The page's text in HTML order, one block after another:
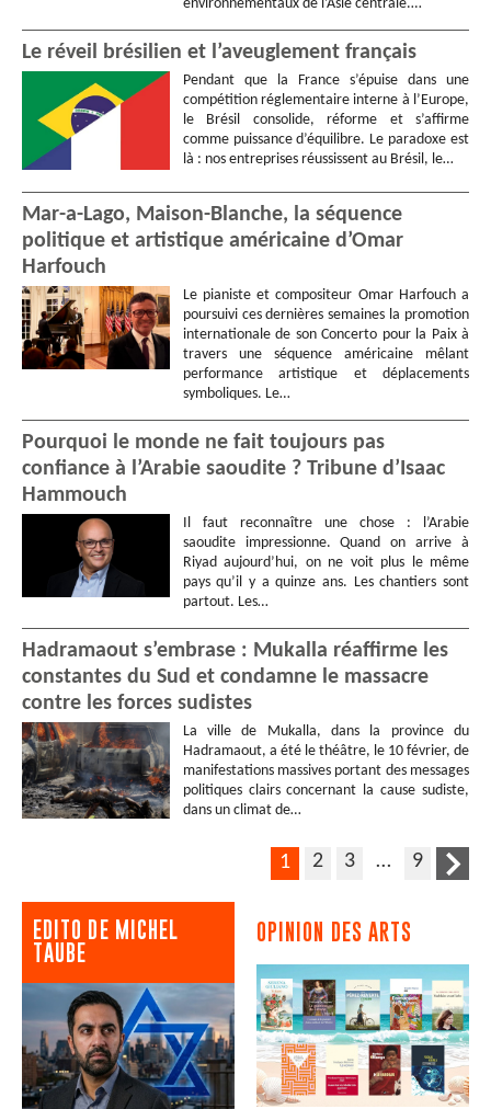
environnementaux de l’Asie centrale.…
Le réveil brésilien et l’aveuglement français
Pendant que la France s’épuise dans une
compétition réglementaire interne à l’Europe,
le Brésil consolide, réforme et s’affirme
comme puissance d’équilibre. Le paradoxe est
là : nos entreprises réussissent au Brésil, le…
Mar-a-Lago, Maison-Blanche, la séquence
politique et artistique américaine d’Omar
Harfouch
Le pianiste et compositeur Omar Harfouch a
poursuivi ces dernières semaines la promotion
internationale de son Concerto pour la Paix à
travers une séquence américaine mêlant
performance artistique et déplacements
symboliques. Le…
Pourquoi le monde ne fait toujours pas
confiance à l’Arabie saoudite ? Tribune d’Isaac
Hammouch
Il faut reconnaître une chose : l’Arabie
saoudite impressionne. Quand on arrive à
Riyad aujourd’hui, on ne voit plus le même
pays qu’il y a quinze ans. Les chantiers sont
partout. Les…
Hadramaout s’embrase : Mukalla réaffirme les
constantes du Sud et condamne le massacre
contre les forces sudistes
La ville de Mukalla, dans la province du
Hadramaout, a été le théâtre, le 10 février, de
manifestations massives portant des messages
politiques clairs concernant la cause sudiste,
dans un climat de…
1 2 3 … 9
EDITO DE MICHEL
TAUBE
OPINION DES ARTS